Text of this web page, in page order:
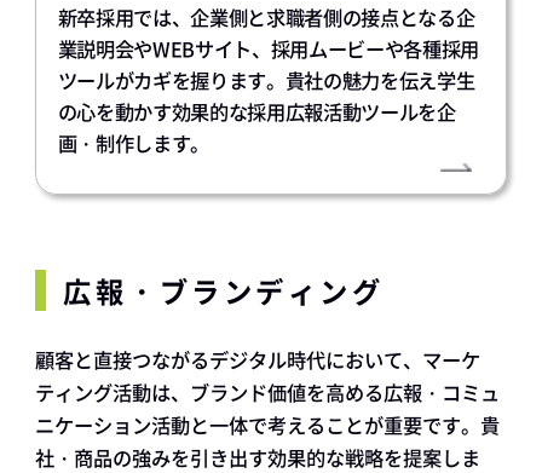
新卒採用では、企業側と求職者側の接点となる企
業説明会やWEBサイト、採用ムービーや各種採用
ツールがカギを握ります。貴社の魅力を伝え学生
の心を動かす効果的な採用広報活動ツールを企
画・制作します。
広報・ブランディング
顧客と直接つながるデジタル時代において、マーケ
ティング活動は、ブランド価値を高める広報・コミュ
ニケーション活動と一体で考えることが重要です。貴
社・商品の強みを引き出す効果的な戦略を提案しま